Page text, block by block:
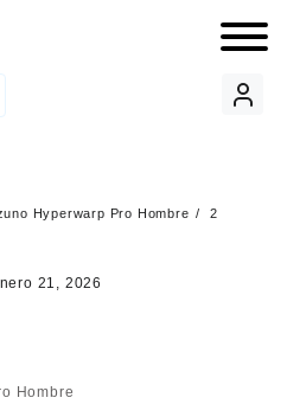
Hyperwarp Pro Hombre 2
21, 2026
Hombre